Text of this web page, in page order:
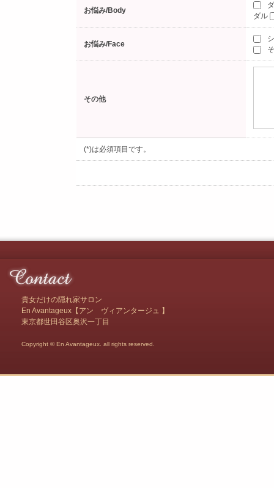
お悩み/Body
ダル
お悩み/Face
その他
(*)は必須項目です。
貴女だけの隠れ家サロン
En Avantageux【アン ヴィアンタージュ 】
東京都世田谷区奥沢一丁目
Copyright © En Avantageux. all rights reserved.